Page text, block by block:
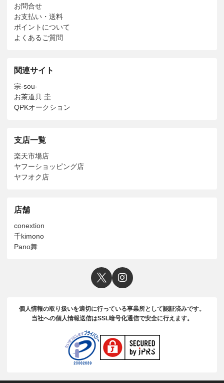
お問合せ
お支払い・送料
ポイントについて
よくあるご質問
関連サイト
宗-sou-
お茶道具 圭
QPKオークション
支店一覧
楽天市場店
ヤフーショッピング店
ヤフオク店
店舗
conextion
千kimono
Pano舞
個人情報の取り扱いを適切に行っている事業所として認証済みです。
当社への個人情報送信はSSL暗号化通信で安全に行えます。